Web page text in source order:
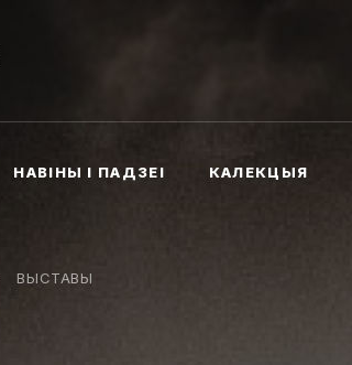
НАВІНЫ І ПАДЗЕІ КАЛЕКЦЫЯ
ВЫСТАВЫ